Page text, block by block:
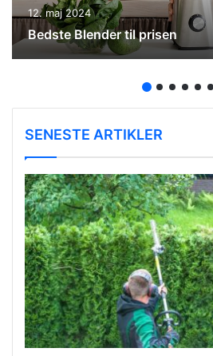
12. maj 2024
Bedste Blender til prisen
SENESTE ARTIKLER